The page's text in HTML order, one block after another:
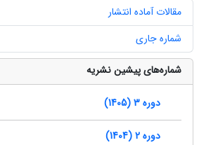
مقالات آماده انتشار
شماره جاری
شماره‌های پیشین نشریه
دوره 3 (1405)
دوره 2 (1404)